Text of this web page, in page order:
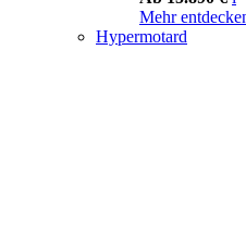
Mehr
Hypermotard